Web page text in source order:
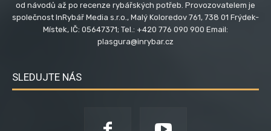
od návodů až po recenze rybářských potřeb. Provozovatelem je
společnost InRybář Media s.r.o., Malý Koloredov 761, 738 01 Frýdek-
Místek, IČ: 05647371; Tel.: +420 776 090 900 Email:
plasgura@inrybar.cz
SLEDUJTE NÁS